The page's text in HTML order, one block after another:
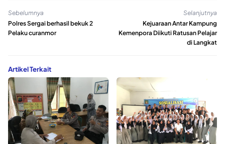
Sebelumnya
Polres Sergai berhasil bekuk 2
Pelaku curanmor
Selanjutnya
Kejuaraan Antar Kampung
Kemenpora Diikuti Ratusan Pelajar
di Langkat
Artikel Terkait